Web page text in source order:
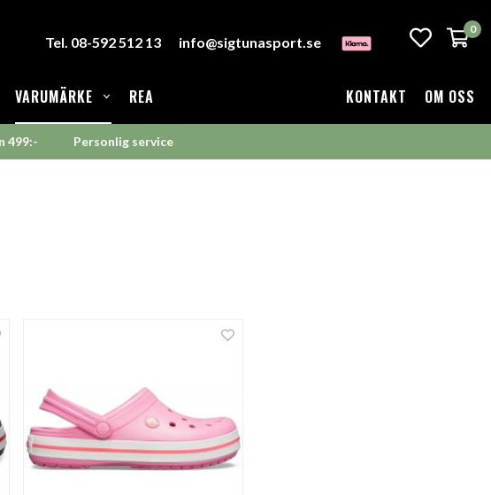
Tel. 08-592 512 13 info@sigtunasport.se
0
VARUMÄRKE REA KONTAKT OM OSS
499:- Personlig service